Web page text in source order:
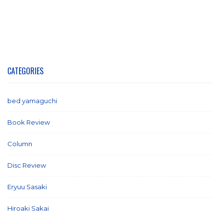
CATEGORIES
bed yamaguchi
Book Review
Column
Disc Review
Eryuu Sasaki
Hiroaki Sakai